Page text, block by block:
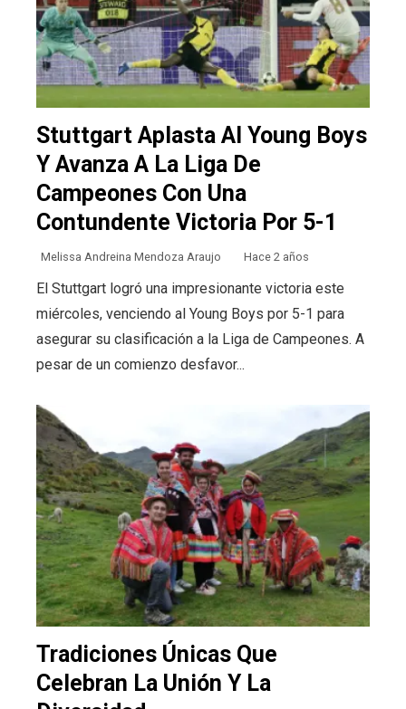
Stuttgart Aplasta Al Young Boys
Y Avanza A La Liga De
Campeones Con Una
Contundente Victoria Por 5-1
Melissa Andreina Mendoza Araujo Hace 2 años
El Stuttgart logró una impresionante victoria este
miércoles, venciendo al Young Boys por 5-1 para
asegurar su clasificación a la Liga de Campeones. A
pesar de un comienzo desfavor...
Tradiciones Únicas Que
Celebran La Unión Y La